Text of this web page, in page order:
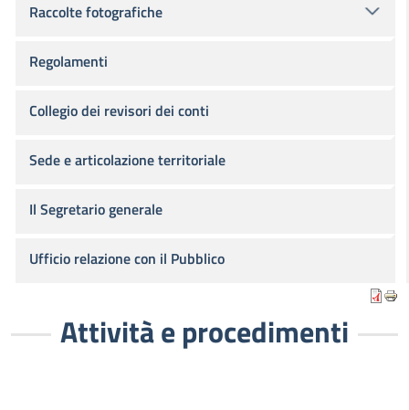
Attività e procedimenti
Raccolte fotografiche
Regolamenti
Collegio dei revisori dei conti
Sede e articolazione territoriale
Il Segretario generale
Ufficio relazione con il Pubblico